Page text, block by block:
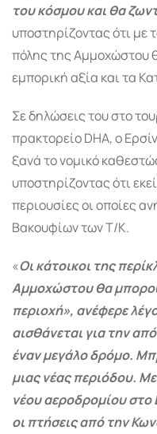
του κόσμου και θα
υποστηρίζοντας ότι με
πόλης της Αμμοχώστου
εμπορική αξία και τα
Σε δηλώσεις του στο
πρακτορείο DHA, ο
ξανά το νομικό
υποστηρίζοντας ότι
περιουσίες οι οποίες
Βακουφίων των Τ/Κ.
«Οι κάτοικοι της
Αμμοχώστου θα
περιοχή», ανέφερε
αισθάνεται για την
έναν μεγάλο δρόμο.
μιας νέας περιόδου.
νέου αεροδρομίου
οι πτήσεις από την